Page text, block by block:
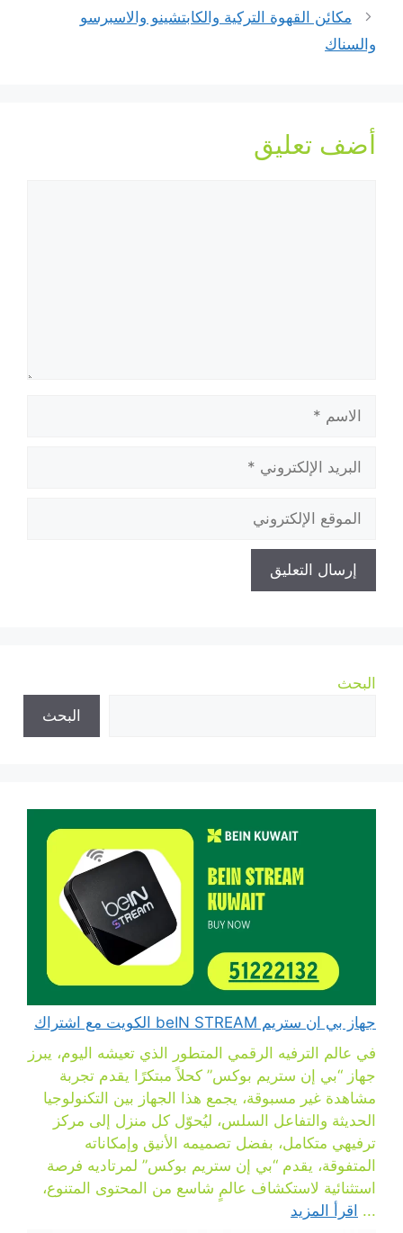
مكائن القهوة التركية والكابتشينو والاسبرسو
والسناك
أضف تعليق
الإلكتروني
الإلكتروني
البحث
البحث
جهاز بي ان ستريم beIN STREAM الكويت مع اشتراك
في عالم الترفيه الرقمي المتطور الذي تعيشه اليوم، يبرز
جهاز “بي إن ستريم بوكس” كحلاً مبتكرًا يقدم تجربة
مشاهدة غير مسبوقة، يجمع هذا الجهاز بين التكنولوجيا
الحديثة والتفاعل السلس، ليُحوّل كل منزل إلى مركز
ترفيهي متكامل، بفضل تصميمه الأنيق وإمكاناته
المتفوقة، يقدم “بي إن ستريم بوكس” لمرتاديه فرصة
استثنائية لاستكشاف عالمٍ شاسع من المحتوى المتنوع،
... اقرأ المزيد